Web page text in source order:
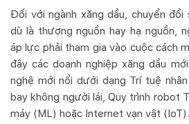
Đối với ngành xăng dầu, chuyển đổi
dù là thượng nguồn hay hạ nguồn,
áp lực phải tham gia vào cuộc cách
đây các doanh nghiệp xăng dầu
nghệ mới nổi dưới dạng Trí tuệ
bay không người lái, Quy trình robot
máy (ML) hoặc Internet vạn vật (IoT).